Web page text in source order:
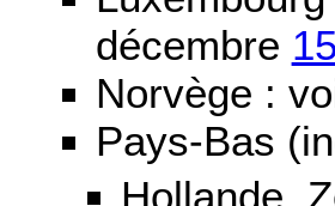
décembre
Norvège :
Pays-Bas
Hollande,